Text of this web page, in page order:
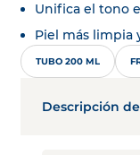
Unifica el tono
Piel más limpia
TUBO 200 ML
Descripción